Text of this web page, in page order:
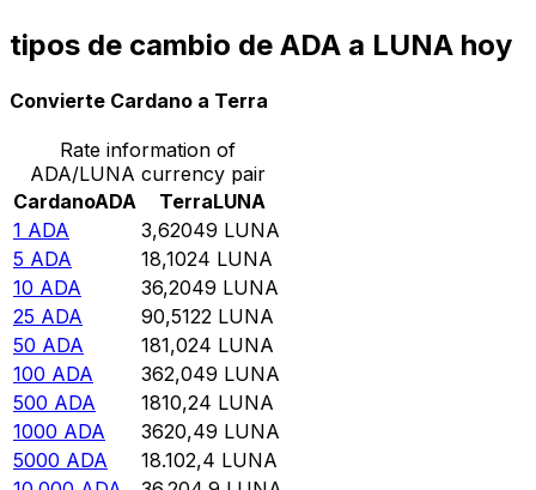
tipos de cambio de ADA a LUNA hoy
Convierte Cardano a Terra
Rate information of
ADA/LUNA currency pair
CardanoADA TerraLUNA
1 ADA 3,62049 LUNA
5 ADA 18,1024 LUNA
10 ADA 36,2049 LUNA
25 ADA 90,5122 LUNA
50 ADA 181,024 LUNA
100 ADA 362,049 LUNA
500 ADA 1810,24 LUNA
1000 ADA 3620,49 LUNA
5000 ADA 18.102,4 LUNA